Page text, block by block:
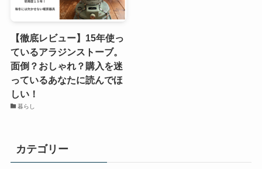
【徹底レビュー】15年使っ
ているアラジンストーブ。
面倒？おしゃれ？購入を迷
っているあなたに読んでほ
しい！
暮らし
カテゴリー